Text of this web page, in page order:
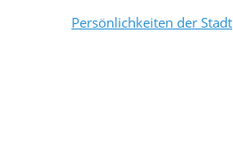
Persönlichkeiten der Stadt